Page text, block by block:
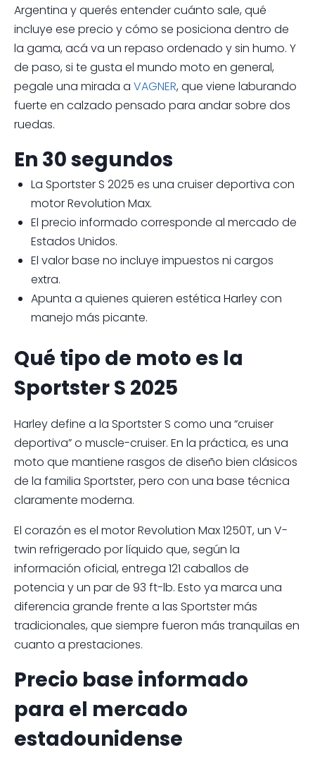
Argentina y querés entender cuánto sale, qué
incluye ese precio y cómo se posiciona dentro de
la gama, acá va un repaso ordenado y sin humo. Y
de paso, si te gusta el mundo moto en general,
pegale una mirada a VAGNER, que viene laburando
fuerte en calzado pensado para andar sobre dos
ruedas.
En 30 segundos
La Sportster S 2025 es una cruiser deportiva con
motor Revolution Max.
El precio informado corresponde al mercado de
Estados Unidos.
El valor base no incluye impuestos ni cargos
extra.
Apunta a quienes quieren estética Harley con
manejo más picante.
Qué tipo de moto es la
Sportster S 2025
Harley define a la Sportster S como una “cruiser
deportiva” o muscle-cruiser. En la práctica, es una
moto que mantiene rasgos de diseño bien clásicos
de la familia Sportster, pero con una base técnica
claramente moderna.
El corazón es el motor Revolution Max 1250T, un V-
twin refrigerado por líquido que, según la
información oficial, entrega 121 caballos de
potencia y un par de 93 ft-lb. Esto ya marca una
diferencia grande frente a las Sportster más
tradicionales, que siempre fueron más tranquilas en
cuanto a prestaciones.
Precio base informado
para el mercado
estadounidense